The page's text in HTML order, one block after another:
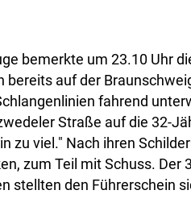
bemerkte um 23.10 Uhr
bereits auf der
fahrend
Straße auf die 32-
zu viel." Nach ihren
zum Teil mit Schuss. Der
stellten den Führerschein